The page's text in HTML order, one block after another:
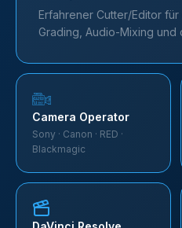
Erfahrener Cutter/Editor
Grading, Audio-Mixing und
Camera Operator
Sony · Canon · RED ·
Blackmagic